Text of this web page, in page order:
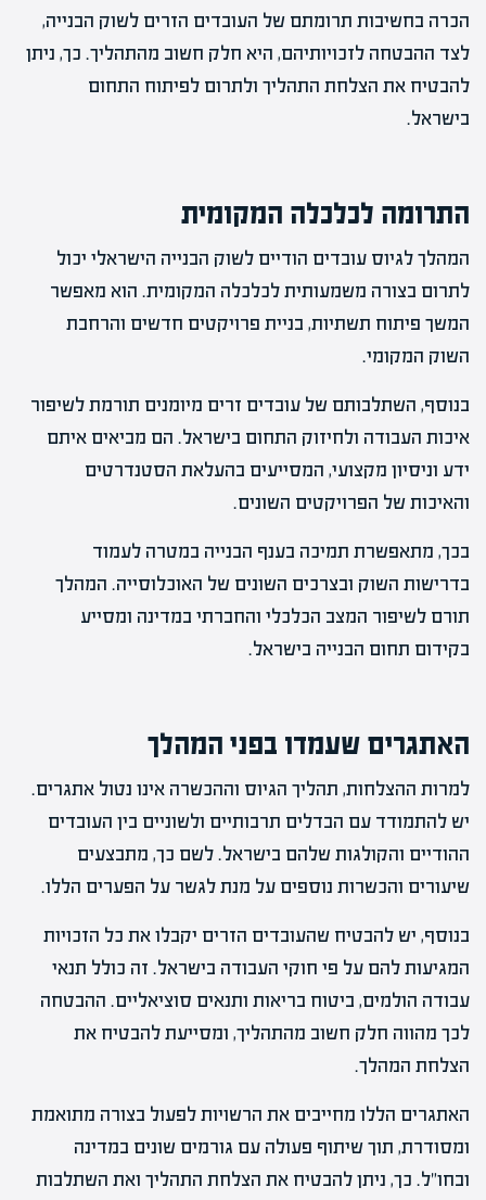
הכרה בחשיבות תרומתם של העובדים הזרים לשוק הבנייה,
לצד ההבטחה לזכויותיהם, היא חלק חשוב מהתהליך. כך, ניתן
להבטיח את הצלחת התהליך ולתרום לפיתוח התחום
בישראל.
התרומה לכלכלה המקומית
המהלך לגיוס עובדים הודיים לשוק הבנייה הישראלי יכול
לתרום בצורה משמעותית לכלכלה המקומית. הוא מאפשר
המשך פיתוח תשתיות, בניית פרויקטים חדשים והרחבת
השוק המקומי.
בנוסף, השתלבותם של עובדים זרים מיומנים תורמת לשיפור
איכות העבודה ולחיזוק התחום בישראל. הם מביאים איתם
ידע וניסיון מקצועי, המסייעים בהעלאת הסטנדרטים
והאיכות של הפרויקטים השונים.
בכך, מתאפשרת תמיכה בענף הבנייה במטרה לעמוד
בדרישות השוק ובצרכים השונים של האוכלוסייה. המהלך
תורם לשיפור המצב הכלכלי והחברתי במדינה ומסייע
בקידום תחום הבנייה בישראל.
האתגרים שעמדו בפני המהלך
למרות ההצלחות, תהליך הגיוס וההכשרה אינו נטול אתגרים.
יש להתמודד עם הבדלים תרבותיים ולשוניים בין העובדים
ההודיים והקולגות שלהם בישראל. לשם כך, מתבצעים
שיעורים והכשרות נוספים על מנת לגשר על הפערים הללו.
בנוסף, יש להבטיח שהעובדים הזרים יקבלו את כל הזכויות
המגיעות להם על פי חוקי העבודה בישראל. זה כולל תנאי
עבודה הולמים, ביטוח בריאות ותנאים סוציאליים. ההבטחה
לכך מהווה חלק חשוב מהתהליך, ומסייעת להבטיח את
הצלחת המהלך.
האתגרים הללו מחייבים את הרשויות לפעול בצורה מתואמת
ומסודרת, תוך שיתוף פעולה עם גורמים שונים במדינה
ובחו"ל. כך, ניתן להבטיח את הצלחת התהליך ואת השתלבות